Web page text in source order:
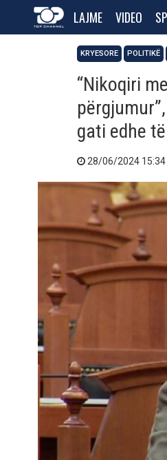
LAJME VIDEO
KRYESORE POLITIKË
“Nikoqiri
gati edhe
28/06/2024 15:34